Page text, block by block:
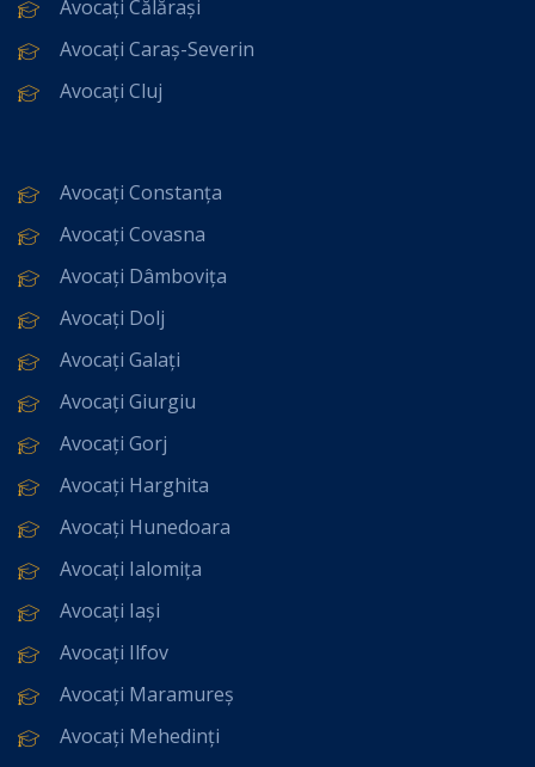
Avocați Călărași
Avocați Caraș-Severin
Avocați Cluj
Avocați Constanța
Avocați Covasna
Avocați Dâmbovița
Avocați Dolj
Avocați Galați
Avocați Giurgiu
Avocați Gorj
Avocați Harghita
Avocați Hunedoara
Avocați Ialomița
Avocați Iași
Avocați Ilfov
Avocați Maramureș
Avocați Mehedinți